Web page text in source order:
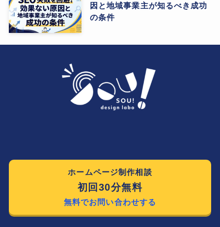
因と地域事業主が知るべき成功
の条件
ホームページ制作相談
初回30分無料
無料でお問い合わせする